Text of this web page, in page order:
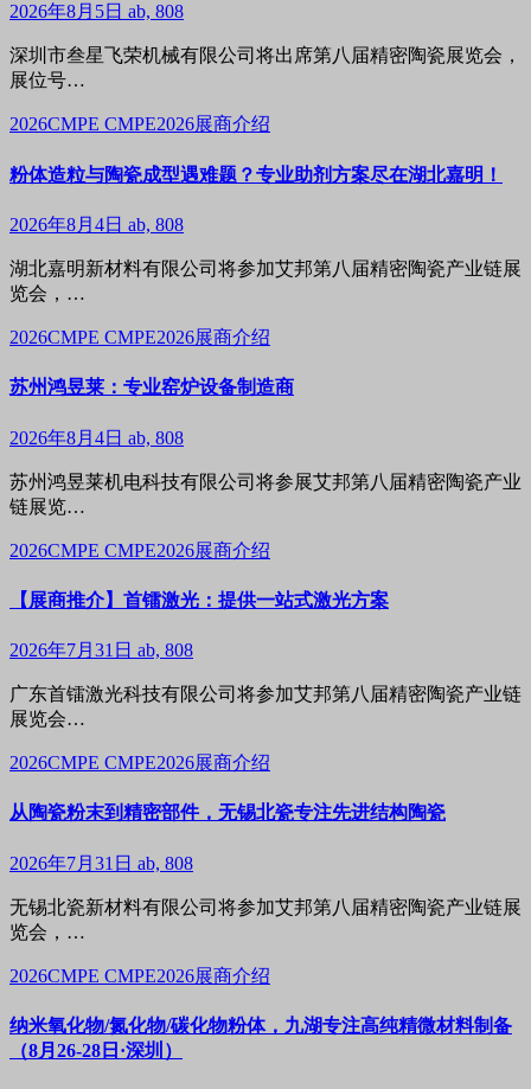
2026年8月5日 ab, 808
深圳市叁星飞荣机械有限公司将出席第八届精密陶瓷展览会，
展位号…
2026CMPE CMPE2026展商介绍
粉体造粒与陶瓷成型遇难题？专业助剂方案尽在湖北嘉明！
2026年8月4日 ab, 808
湖北嘉明新材料有限公司将参加艾邦第八届精密陶瓷产业链展
览会，…
2026CMPE CMPE2026展商介绍
苏州鸿昱莱：专业窑炉设备制造商
2026年8月4日 ab, 808
苏州鸿昱莱机电科技有限公司将参展艾邦第八届精密陶瓷产业
链展览…
2026CMPE CMPE2026展商介绍
【展商推介】首镭激光：提供一站式激光方案
2026年7月31日 ab, 808
广东首镭激光科技有限公司将参加艾邦第八届精密陶瓷产业链
展览会…
2026CMPE CMPE2026展商介绍
从陶瓷粉末到精密部件，无锡北瓷专注先进结构陶瓷
2026年7月31日 ab, 808
无锡北瓷新材料有限公司将参加艾邦第八届精密陶瓷产业链展
览会，…
2026CMPE CMPE2026展商介绍
纳米氧化物/氮化物/碳化物粉体，九湖专注高纯精微材料制备
（8月26-28日·深圳）